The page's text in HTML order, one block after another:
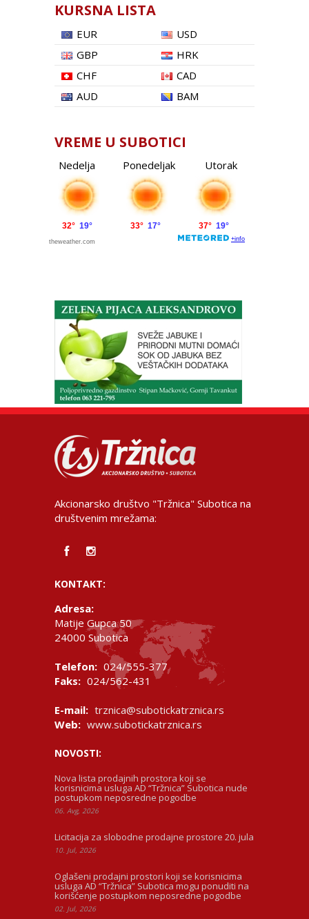
KURSNA LISTA
EUR
USD
GBP
HRK
CHF
CAD
AUD
BAM
VREME U SUBOTICI
Nedelja Ponedeljak Utorak
Akcionarsko društvo "Tržnica" Subotica na
društvenim mrežama:
KONTAKT:
Adresa:
Matije Gupca 50
24000 Subotica
Telefon: 024/555-377
Faks: 024/562-431
E-mail: trznica@subotickatrznica.rs
Web: www.subotickatrznica.rs
NOVOSTI:
Nova lista prodajnih prostora koji se
korisnicima usluga AD “Tržnica” Subotica nude
postupkom neposredne pogodbe
06. Avg, 2026
Licitacija za slobodne prodajne prostore 20. jula
10. Jul, 2026
Oglašeni prodajni prostori koji se korisnicima
usluga AD “Tržnica” Subotica mogu ponuditi na
korišćenje postupkom neposredne pogodbe
02. Jul, 2026